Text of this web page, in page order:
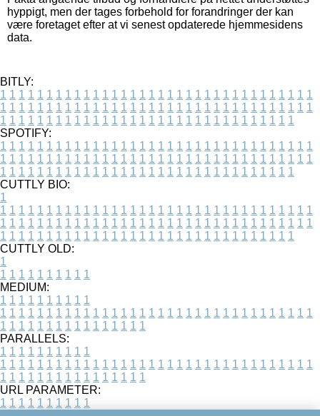
hyppigt, men der tages forbehold for forandringer der kan
være foretaget efter at vi senest opdaterede hjemmesidens
data.
BITLY:
1 1 1 1 1 1 1 1 1 1 1 1 1 1 1 1 1 1 1 1 1 1 1 1 1 1 1 1 1 1 1 1 1 1
1 1 1 1 1 1 1 1 1 1 1 1 1 1 1 1 1 1 1 1 1 1 1 1 1 1 1 1 1 1 1 1 1 1
1 1 1 1 1 1 1 1 1 1 1 1 1 1 1 1 1 1 1 1 1 1 1 1 1 1 1 1 1 1 1 1
SPOTIFY:
1 1 1 1 1 1 1 1 1 1 1 1 1 1 1 1 1 1 1 1 1 1 1 1 1 1 1 1 1 1 1 1 1 1
1 1 1 1 1 1 1 1 1 1 1 1 1 1 1 1 1 1 1 1 1 1 1 1 1 1 1 1 1 1 1 1 1 1
1 1 1 1 1 1 1 1 1 1 1 1 1 1 1 1 1 1 1 1 1 1 1 1 1 1 1 1 1 1 1 1
CUTTLY BIO:
1
1 1 1 1 1 1 1 1 1 1 1 1 1 1 1 1 1 1 1 1 1 1 1 1 1 1 1 1 1 1 1 1 1 1
1 1 1 1 1 1 1 1 1 1 1 1 1 1 1 1 1 1 1 1 1 1 1 1 1 1 1 1 1 1 1 1 1 1
1 1 1 1 1 1 1 1 1 1 1 1 1 1 1 1 1 1 1 1 1 1 1 1 1 1 1 1 1 1 1 1
CUTTLY OLD:
1
1 1 1 1 1 1 1 1 1 1
MEDIUM:
1 1 1 1 1 1 1 1 1 1
1 1 1 1 1 1 1 1 1 1 1 1 1 1 1 1 1 1 1 1 1 1 1 1 1 1 1 1 1 1 1 1 1 1
1 1 1 1 1 1 1 1 1 1 1 1 1 1 1 1
PARALLELS:
1 1 1 1 1 1 1 1 1 1
1 1 1 1 1 1 1 1 1 1 1 1 1 1 1 1 1 1 1 1 1 1 1 1 1 1 1 1 1 1 1 1 1 1
1 1 1 1 1 1 1 1 1 1 1 1 1 1 1 1
URL PARAMETER:
1 1 1 1 1 1 1 1 1 1